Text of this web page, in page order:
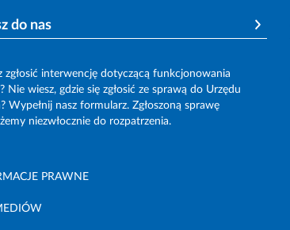
do nas
zgłosić interwencję dotyczącą funkcjonowania
Nie wiesz, gdzie się zgłosić ze sprawą do Urzędu
Wypełnij nasz formularz. Zgłoszoną sprawę
niezwłocznie do rozpatrzenia.
PRAWNE